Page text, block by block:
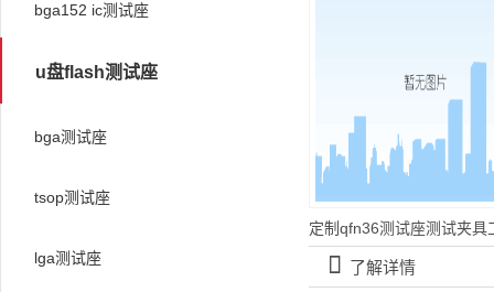
󰀡 了解详情
bga152 ic测试座
u盘flash测试座
bga测试座
tsop测试座
lga测试座